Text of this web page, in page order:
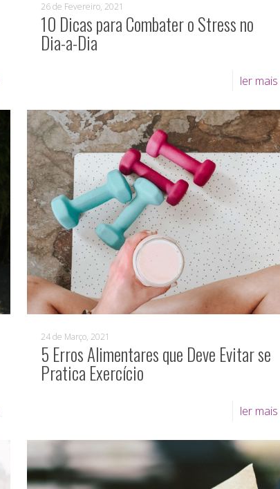
26 de Fevereiro, 2021
10 Dicas para Combater o Stress no
Dia-a-Dia
ler mais
24 de Março, 2021
5 Erros Alimentares que Deve Evitar se
Pratica Exercício
ler mais